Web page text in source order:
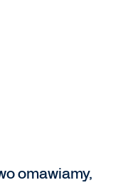
omawiamy,